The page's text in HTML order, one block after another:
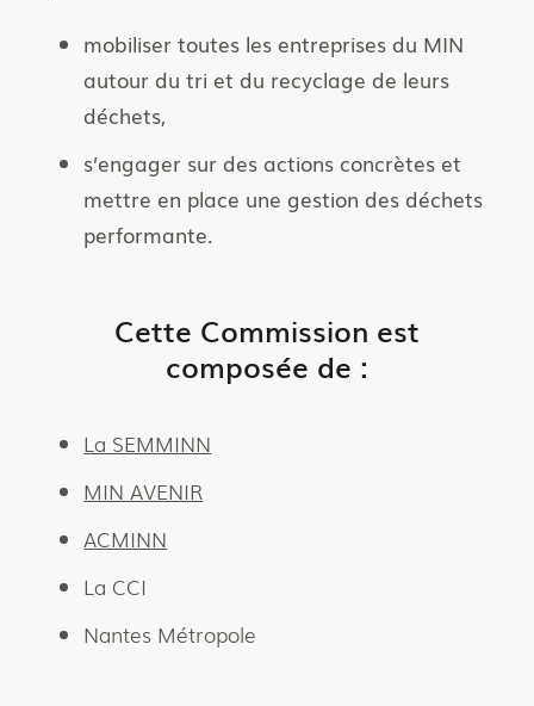
mobiliser toutes les entreprises du MIN
autour du tri et du recyclage de leurs
déchets,
s’engager sur des actions concrètes et
mettre en place une gestion des déchets
performante.
Cette Commission est
composée de :
La SEMMINN
MIN AVENIR
ACMINN
La CCI
Nantes Métropole